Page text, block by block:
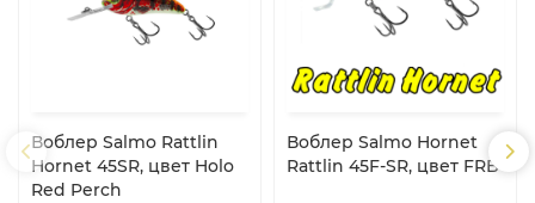
Воблер Salmo Rattlin
Hornet 45SR, цвет Holo
Red Perch
Воблер Salmo Hornet
Rattlin 45F-SR, цвет FRB